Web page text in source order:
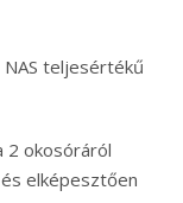
teljesértékű
2 okosóráról
elképesztően